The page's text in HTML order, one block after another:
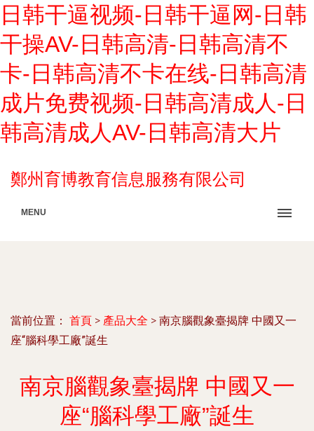
日韩干逼视频-日韩干逼网-日韩
干操AV-日韩高清-日韩高清不
卡-日韩高清不卡在线-日韩高清
成片免费视频-日韩高清成人-日
韩高清成人AV-日韩高清大片
鄭州育博教育信息服務有限公司
MENU
當前位置： 首頁 > 產品大全 > 南京腦觀象臺揭牌 中國又一
座“腦科學工廠”誕生
南京腦觀象臺揭牌 中國又一
座“腦科學工廠”誕生